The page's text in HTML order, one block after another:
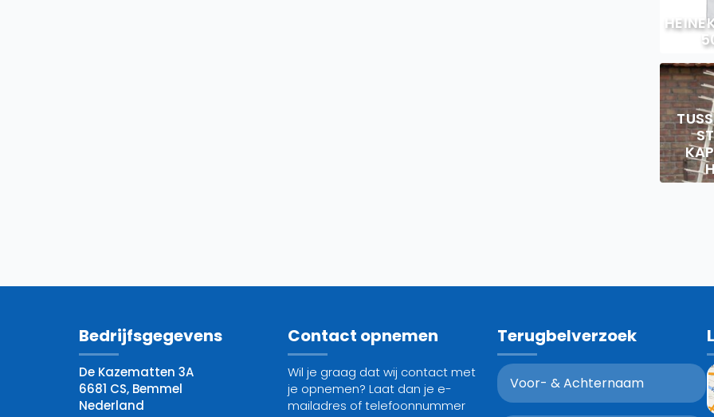
Bedrijfsgegevens
De Kazematten 3A
6681 CS, Bemmel
Nederland
Contact opnemen
Wil je graag dat wij contact met
je opnemen? Laat dan je e-
mailadres of telefoonnummer
Terugbelverzoek